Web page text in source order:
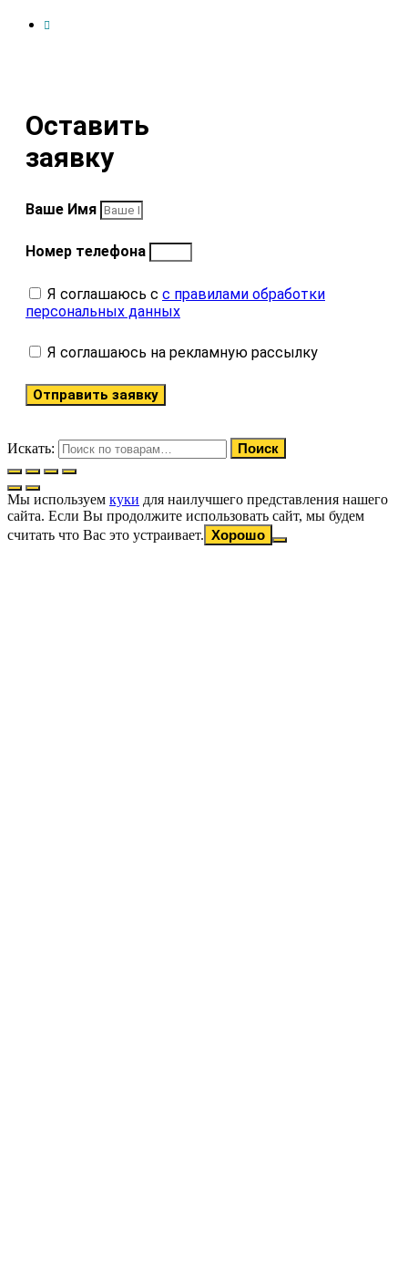
Оставить
заявку
Ваше Имя
Номер телефона
Я соглашаюсь с с правилами обработки
персональных данных
Я соглашаюсь на рекламную рассылку
Отправить заявку
Искать: Поиск
Мы используем куки для наилучшего представления нашего
сайта. Если Вы продолжите использовать сайт, мы будем
считать что Вас это устраивает. Хорошо